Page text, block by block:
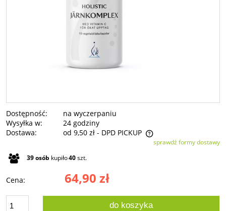
Dostępność:
na wyczerpaniu
Wysyłka w:
24 godziny
Dostawa:
od 9,50 zł - DPD PICKUP
Cena nie zawiera ewentualnych kosztów płatnościsprawdź formy dostawy
39osób kupiło40szt.
Cena: 64,90 zł
do koszyka